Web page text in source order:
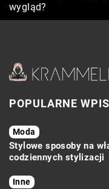
kosmetyków z
wygląd?
szkodliwymi
POPULARNE
Moda
Stylowe sposoby na
codziennych stylizacji
Inne